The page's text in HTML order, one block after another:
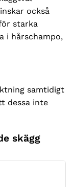
också
starka
i hårschampo,
samtidigt
dessa inte
skägg